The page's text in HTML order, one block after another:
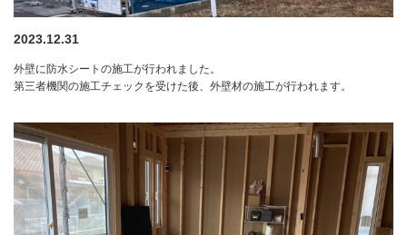
2023.12.31
外壁に防水シートの施工が行われました。
第三者機関の施工チェックを受けた後、外壁材の施工が行われます。